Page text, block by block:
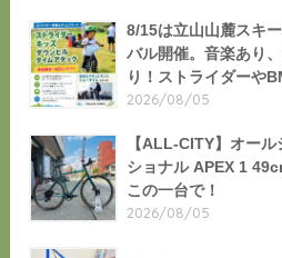
8/15は立山山麓スキ
バル開催。音楽あり
り！ストライダーや
2026/08/05
【ALL-CITY】オー
ショナル APEX 1
この一台で！
2026/08/05